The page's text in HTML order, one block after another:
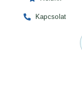
Kapcsolat